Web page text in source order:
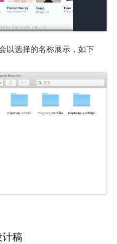
以选择的名称展示，如下
稿